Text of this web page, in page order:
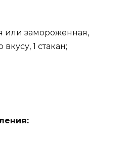
или замороженная,
1 стакан;